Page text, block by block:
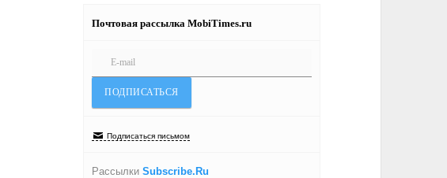
Почтовая рассылка MobiTimes.ru
Подписаться письмом
РассылкиSubscribe.Ru